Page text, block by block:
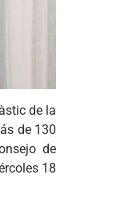
de la
de 130
de
18